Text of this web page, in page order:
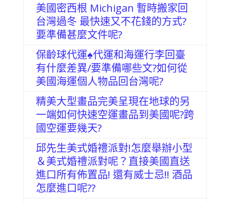
美國密西根 Michigan 暫時搬家回
台灣過冬 最快速又不花錢的方式?
要準備甚麼文件呢?
保齡球代運♠代運和海運行李回臺
有什麼差異/要準備哪些文?如何從
美國海運個人物品回台灣呢?
精美大型畫品完美呈現在地球的另
一端如何快速空運畫品到美國呢?跨
國空運要幾天?
邱先生美式婚禮派對!怎麼舉辦小型
＆美式婚禮派對呢？直接美國直送
進口所有佈置品! 還有威士忌!! 酒品
怎麼進口呢??